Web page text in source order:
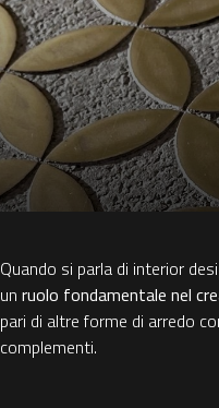
Quando si parla di interior
un ruolo fondamentale nel
pari di altre forme di arredo
complementi.